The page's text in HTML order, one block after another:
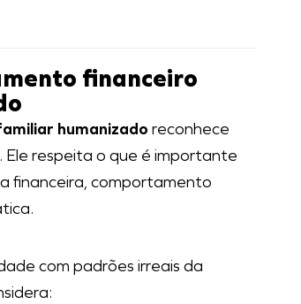
financeiro
humanizado reconhece
Ele respeita o que é importante
financeira, comportamento
com padrões irreais da